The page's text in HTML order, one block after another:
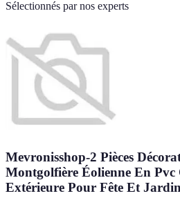
Sélectionnés par nos experts
Mevronisshop-2 Pièces
Montgolfière Éolienne En Pvc
Extérieure Pour Fête Et